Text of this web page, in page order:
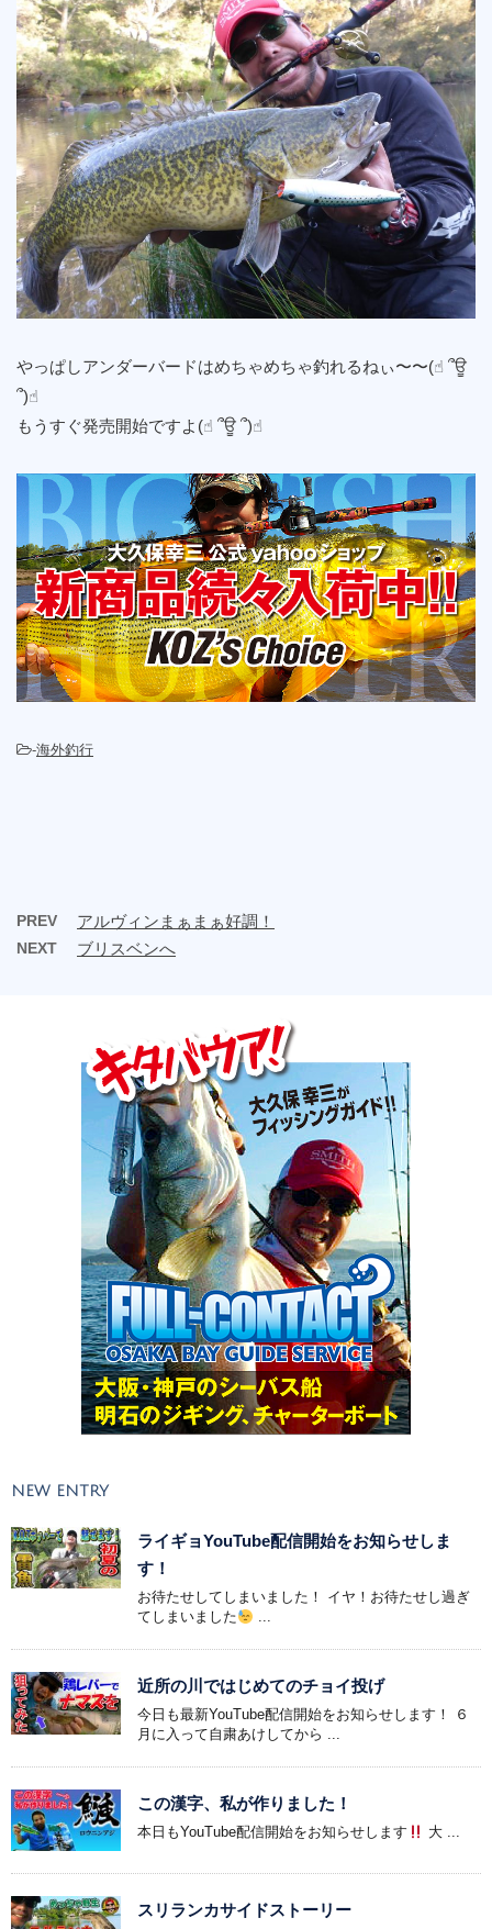
やっぱしアンダーバードはめちゃめちゃ釣れるねぃ〜〜(☝︎ ՞ਊ
՞)☝︎
もうすぐ発売開始ですよ(☝︎ ՞ਊ ՞)☝︎
-海外釣行
PREV アルヴィンまぁまぁ好調！
NEXT ブリスベンへ
NEW ENTRY
ライギョYouTube配信開始をお知らせしま
す！
お待たせしてしまいました！ イヤ！お待たせし過ぎ
てしまいました
...
近所の川ではじめてのチョイ投げ
今日も最新YouTube配信開始をお知らせします！ ６
月に入って自粛あけしてから ...
この漢字、私が作りました！
本日もYouTube配信開始をお知らせします 大 ...
スリランカサイドストーリー